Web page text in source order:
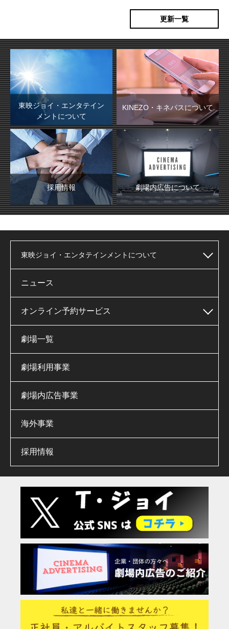
更新一覧
東映ジョイ・エンタテイン
メント について
KINEZO・キネパスについて
採用情報 劇場内広告について
東映ジョイ・エンタテインメントについて
ニュース
オンライン予約サービス
劇場一覧
劇場利用事業
劇場内広告事業
海外事業
採用情報